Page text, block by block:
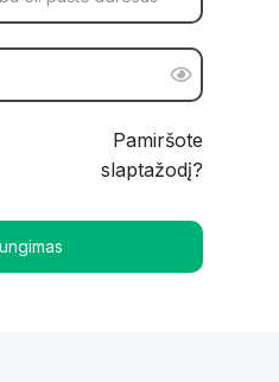
Pamiršote
slaptažodį?